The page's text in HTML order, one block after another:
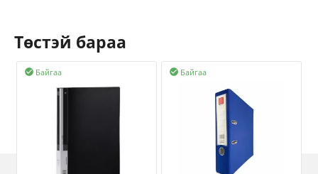
Төстэй бараа
Байгаа
 Байгаа
